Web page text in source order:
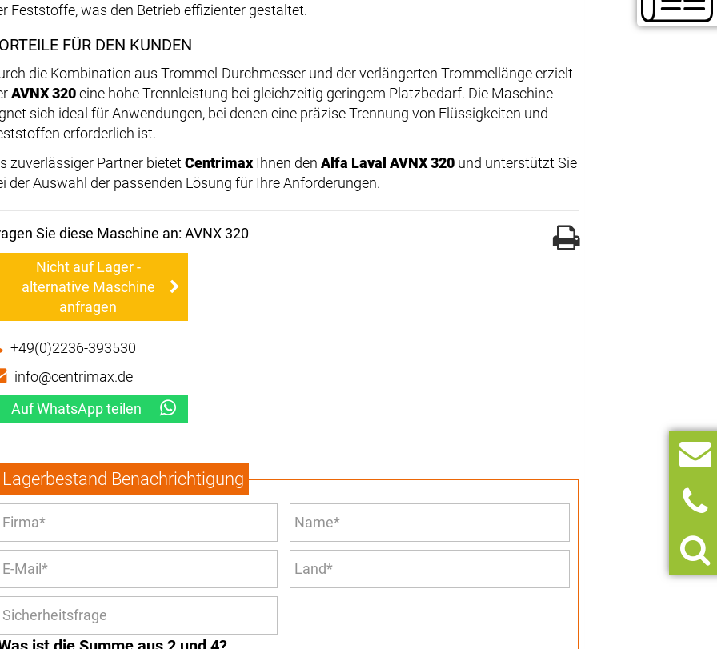
Feststoffe, was den Betrieb effizienter gestaltet.
FÜR DEN KUNDEN
die Kombination aus Trommel-Durchmesser und der verlängerten Trommellänge erzielt
AVNX 320eine hohe Trennleistung bei gleichzeitig geringem Platzbedarf. Die Maschine
sich ideal für Anwendungen, bei denen eine präzise Trennung von Flüssigkeiten und
erforderlich ist.
zuverlässiger Partner bietetCentrimax Ihnen den Alfa Laval AVNX 320 und unterstützt Sie
der Auswahl der passenden Lösung für Ihre Anforderungen.
Sie diese Maschine an: AVNX 320
Nicht auf Lager -
alternative Maschine
anfragen
+49(0)2236-393530
info@centrimax.de
Auf WhatsApp teilen
Lagerbestand Benachrichtigung